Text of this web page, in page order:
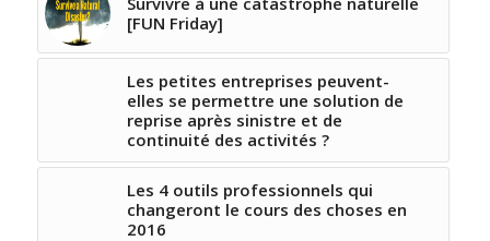
[FUN Friday]
Les petites entreprises peuvent-
elles se permettre une solution de
reprise après sinistre et de
continuité des activités ?
Les 4 outils professionnels qui
changeront le cours des choses en
2016